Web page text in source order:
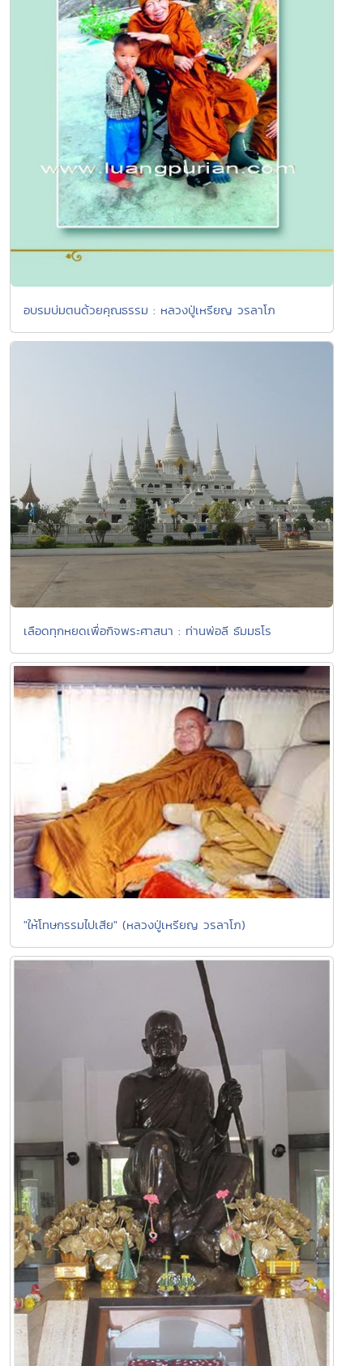
อบรมบ่มตนด้วยคุณธรรม : หลวงปู่เหรียญ วรลาโภ
เลือดทุกหยดเพื่อกิจพระศาสนา : ท่านพ่อลี ธัมมธโร
"ให้โทษกรรมไปเสีย" (หลวงปู่เหรียญ วรลาโภ)